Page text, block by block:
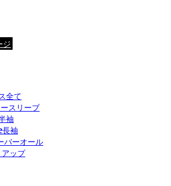
ジ
全て
ースリーブ
袖
長袖
バーオール
アップ